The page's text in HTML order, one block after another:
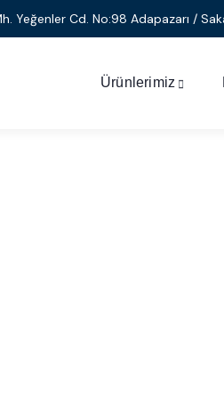
Yeğenler Cd. No:98 Adapazarı /
Ürünlerimiz